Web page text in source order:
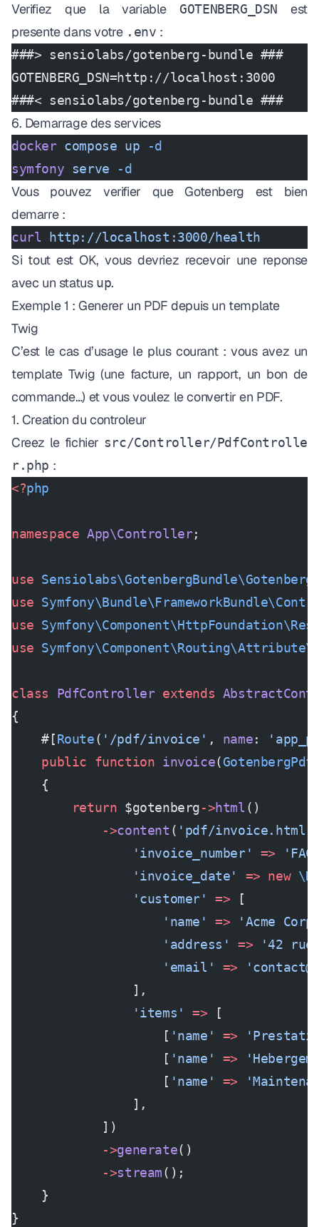
Verifiez que la variable GOTENBERG_DSN est
presente dans votre .env :
###> sensiolabs/gotenberg-bundle ###
GOTENBERG_DSN=http://localhost:3000
###< sensiolabs/gotenberg-bundle ###
6. Demarrage des services
docker compose up -d
symfony serve -d
Vous pouvez verifier que Gotenberg est bien
demarre :
curl http://localhost:3000/health
Si tout est OK, vous devriez recevoir une reponse
avec un status up.
Exemple 1 : Generer un PDF depuis un template
Twig
C’est le cas d’usage le plus courant : vous avez un
template Twig (une facture, un rapport, un bon de
commande…) et vous voulez le convertir en PDF.
1. Creation du controleur
Creez le fichier src/Controller/PdfControlle
r.php :
<?php
namespace App\Controller;
use
use
use
use
class PdfController extends
{
    #[
Route( '/pdf/invoice' , name:
    public
function invoice(
    {
        return
$gotenberg->html ()
            ->
content ( 'pdf/
                'invoice_number'
=>
                'invoice_date'
=> new
                'customer'
=> [
                    'name'
=> 'Acme
                    'address'
=> '42 rue
                    'email'
=>
                ],
                'items'
=> [
                    [
'name' =>
                    [
'name' =>
                    [
'name' =>
                ],
            ])
            ->
generate()
            ->
stream();
    }
}